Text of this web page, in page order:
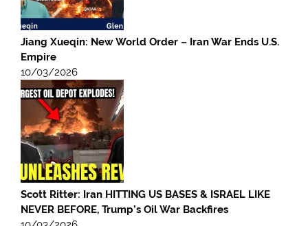
Jiang Xueqin: New World Order – Iran War Ends U.S.
Empire
10/03/2026
Scott Ritter: Iran HITTING US BASES & ISRAEL LIKE
NEVER BEFORE, Trump’s Oil War Backfires